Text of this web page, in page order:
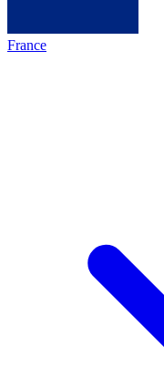
France